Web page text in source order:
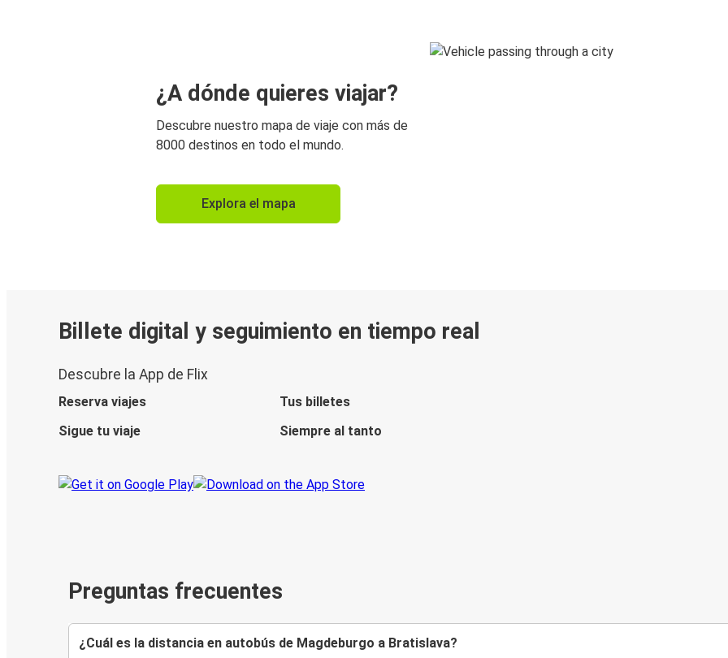
¿A dónde quieres viajar?
Descubre nuestro mapa de viaje con más de
8000 destinos en todo el mundo.
Explora el mapa
Billete digital y seguimiento en tiempo real
Descubre la App de Flix
Reserva viajes
Tus billetes
Sigue tu viaje
Siempre al tanto
Preguntas frecuentes
¿Cuál es la distancia en autobús de Magdeburgo a Bratislava?